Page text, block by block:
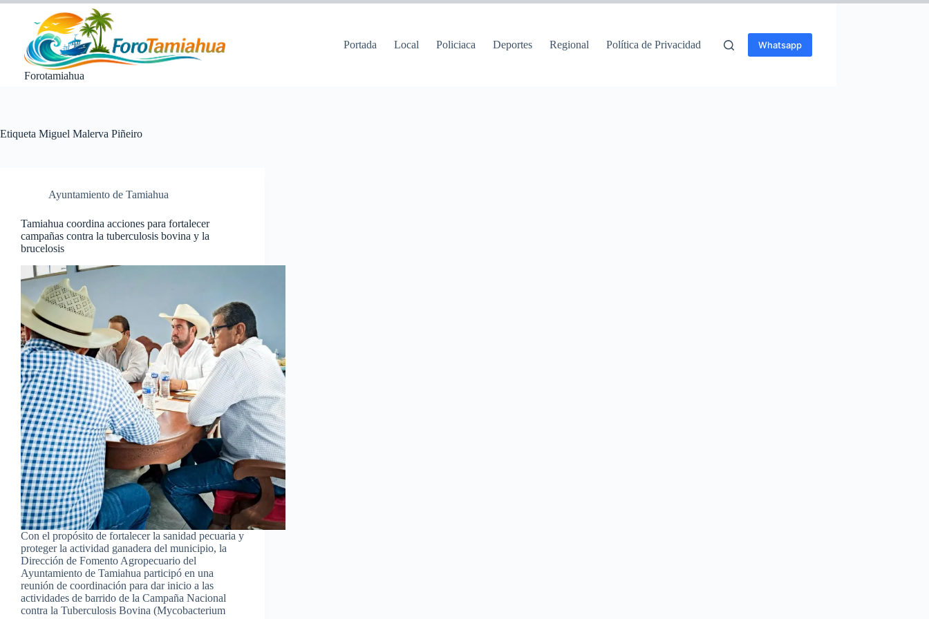
Saltar
contenido
Forotamiahua
Portada Local Policiaca Deportes Regional Política de Privacidad Whatsapp
Etiqueta Miguel Malerva Piñeiro
Ayuntamiento de Tamiahua
Tamiahua coordina acciones para fortalecer
campañas contra la tuberculosis bovina y la
brucelosis
Con el propósito de fortalecer la sanidad pecuaria y
proteger la actividad ganadera del municipio, la
Dirección de Fomento Agropecuario del
Ayuntamiento de Tamiahua participó en una
reunión de coordinación para dar inicio a las
actividades de barrido de la Campaña Nacional
contra la Tuberculosis Bovina (Mycobacterium